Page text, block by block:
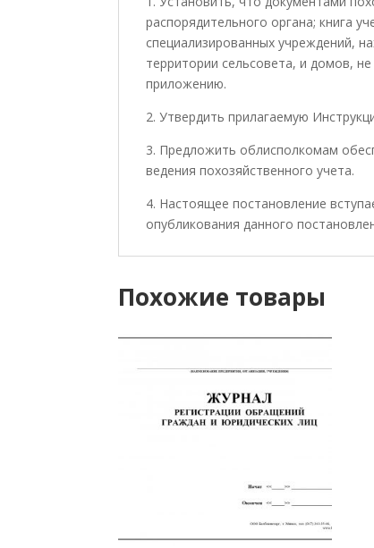
распорядительного органа; книга
специализированных учреждений,
территории сельсовета, и домов,
приложению.
2. Утвердить прилагаемую
3. Предложить облисполкомам
ведения похозяйственного учета.
4. Настоящее постановление
опубликования данного
Похожие товары